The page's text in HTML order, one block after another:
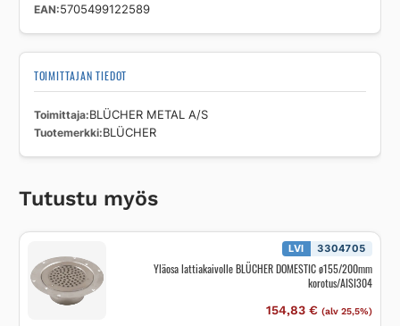
EAN 5705499122589
TOIMITTAJAN TIEDOT
Toimittaja BLÜCHER METAL A/S
Tuotemerkki BLÜCHER
Tutustu myös
LVI 3304705
Yläosa lattiakaivolle BLÜCHER DOMESTIC ø155/200mm
korotus/AISI304
154,83 € (alv 25,5%)